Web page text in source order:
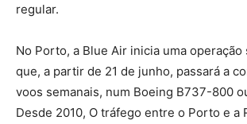
regular.
No Porto, a Blue Air inicia uma operação
que, a partir de 21 de junho, passará a
voos semanais, num Boeing B737-800
Desde 2010, O tráfego entre o Porto e a